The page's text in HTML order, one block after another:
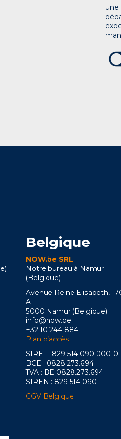
une
Belgique
NOW.be SRL
Notre bureau à Namur
(Belgique)
Avenue Reine Elisabeth,
A
5000 Namur (Belgique)
info@now.be
+32 10 244 884
Plan d’accès
SIRET : 829 514 090 00010
BCE : 0828.273.694
TVA : BE 0828.273.694
SIREN : 829 514 090
CGV Belgique